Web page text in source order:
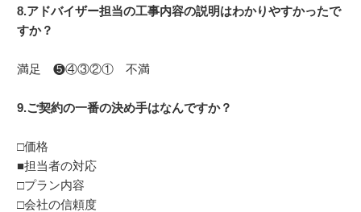
8.アドバイザー担当の工事内容の説明はわかりやすかったで
すか？
満足 ❺④③②① 不満
9.ご契約の一番の決め手はなんですか？
□価格
■担当者の対応
□プラン内容
□会社の信頼度